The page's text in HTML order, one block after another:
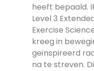
heeft bepaald.
Level 3
Exercise
kreeg in
geïnspireerd
na te streven.